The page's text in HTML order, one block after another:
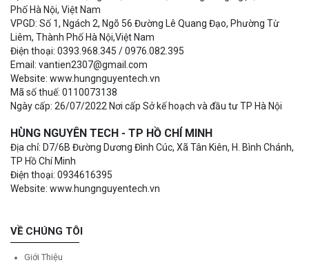
Phố Hà Nội, Việt Nam
VPGD: Số 1, Ngách 2, Ngõ 56 Đường Lê Quang Đạo, Phường Từ
Liêm, Thành Phố Hà Nội,Việt Nam
Điện thoại: 0393.968.345 / 0976.082.395
Email: vantien2307@gmail.com
Website: www.hungnguyentech.vn
Mã số thuế: 0110073138
Ngày cấp: 26/07/2022 Nơi cấp Sở kế hoạch và đầu tư TP Hà Nội
HÙNG NGUYÊN TECH - TP HỒ CHÍ MINH
Địa chỉ: D7/6B Đường Dương Đình Cúc, Xã Tân Kiên, H. Bình Chánh,
TP Hồ Chí Minh
Điện thoại: 0934616395
Website: www.hungnguyentech.vn
VỀ CHÚNG TÔI
Giới Thiệu